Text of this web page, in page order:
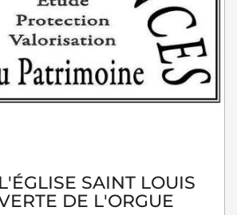
SAINT LOUIS
DE L'ORGUE